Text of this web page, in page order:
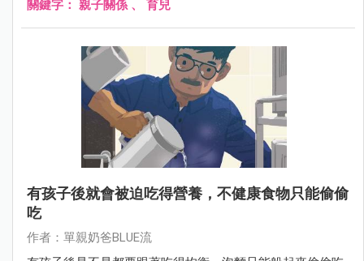
關鍵字： 親子關係 、 育兒
有孩子後就會被迫吃得營養，不健康食物只能偷偷
吃
作者：單親奶爸BLUE流